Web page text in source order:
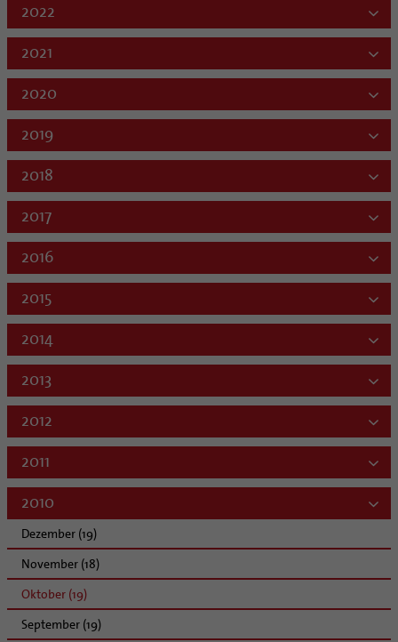
2022
2021
2020
2019
2018
2017
2016
2015
2014
2013
2012
2011
2010
Dezember (19)
November (18)
Oktober (19)
September (19)